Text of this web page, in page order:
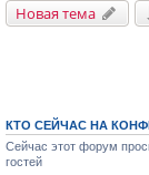
Новая тема
КТО СЕЙЧАС НА
Сейчас этот форум
гостей